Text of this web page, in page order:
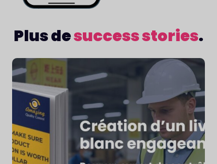
Plus desuccess stories.